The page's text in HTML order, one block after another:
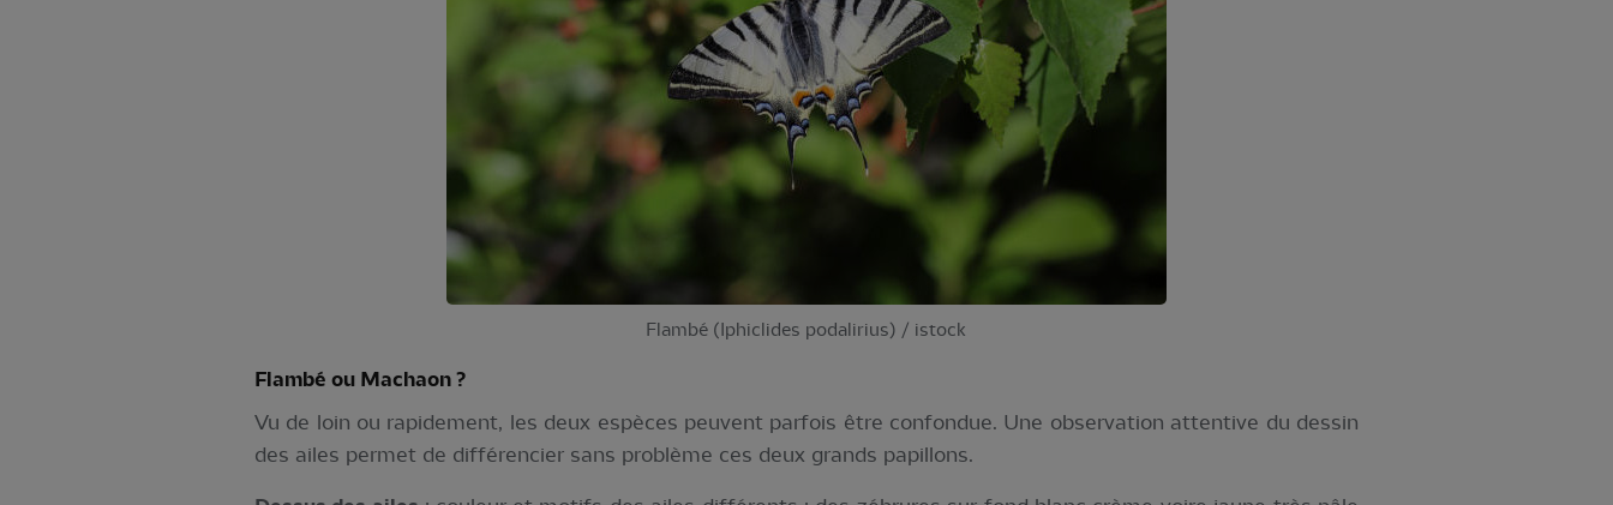
Flambé (Iphiclides podalirius) / istock
Flambé ou Machaon ?
Vu de loin ou rapidement, les deux espèces peuvent parfois être confondue. Une observation attentive du dessin
des ailes permet de différencier sans problème ces deux grands papillons.